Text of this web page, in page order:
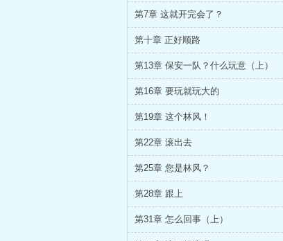
第7章 这就开完会了？
第十章 正好顺路
第13章 保安一队？什么玩意（上）
第16章 要玩就玩大的
第19章 这个林风！
第22章 滚出去
第25章 您是林风？
第28章 跟上
第31章 怎么回事（上）